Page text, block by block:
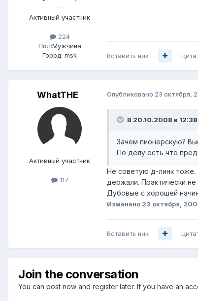
Активный участник
224
Пол:Мужчина
Город: msk Вставить ник
WhatTHE
Активный участник
117
Опубликовано 23 октября,
В 20.10.2008 в
Зачем пионерскую?
По делу есть что
Не советую д-линк тоже.
держали. Практически
Дубовые с хорошей
Изменено 23 октября,
Вставить ник
Join the conversation
You can post now and register later. If you have an